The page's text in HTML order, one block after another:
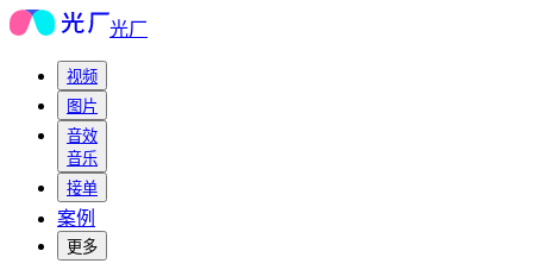
光厂
视频
图片
音效
音乐
接单
案例
更多